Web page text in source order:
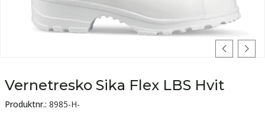
Vernetresko Sika Flex LBS Hvit
Produktnr.: 8985-H-